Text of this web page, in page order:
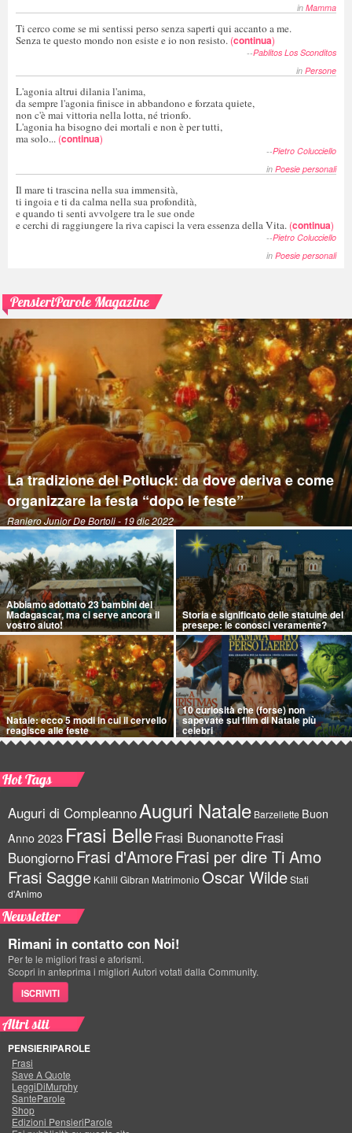
in Mamma
Ti cerco come se mi sentissi perso senza saperti qui accanto a me.
Senza te questo mondo non esiste e io non resisto. (continua)
--Pablitos Los Sconditos
in Persone
L'agonia altrui dilania l'anima,
da sempre l'agonia finisce in abbandono e forzata quiete,
non c'è mai vittoria nella lotta, né trionfo.
L'agonia ha bisogno dei mortali e non è per tutti,
ma solo... (continua)
--Pietro Colucciello
in Poesie personali
Il mare ti trascina nella sua immensità,
ti ingoia e ti da calma nella sua profondità,
e quando ti senti avvolgere tra le sue onde
e cerchi di raggiungere la riva capisci la vera essenza della Vita. (continua)
--Pietro Colucciello
in Poesie personali
PensieriParole Magazine
La tradizione del Potluck: da dove deriva e come
organizzare la festa “dopo le feste”
Raniero Junior De Bortoli- 19 dic 2022
Abbiamo adottato 23 bambini del
Madagascar, ma ci serve ancora il
vostro aiuto!
Storia e significato delle statuine del
presepe: le conosci veramente?
Natale: ecco 5 modi in cui il cervello
reagisce alle feste
10 curiosità che (forse) non
sapevate sui film di Natale più
celebri
Hot Tags
Auguri di CompleannoAuguri Natale Barzellette Buon
Anno 2023 Frasi BelleFrasi BuonanotteFrasi
BuongiornoFrasi d'AmoreFrasi per dire Ti Amo
Frasi Sagge Kahlil Gibran Matrimonio Oscar WildeStati
d'Animo
Newsletter
Rimani in contatto con Noi!
Per te le migliori frasi e aforismi.
Scopri in anteprima i migliori Autori votati dalla Community.
ISCRIVITI
Altri siti
PENSIERIPAROLE
Frasi
Save A Quote
LeggiDiMurphy
SanteParole
Shop
Edizioni PensieriParole